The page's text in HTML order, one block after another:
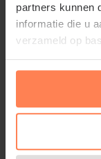
partners kunnen
informatie die u
verzameld op
nat.